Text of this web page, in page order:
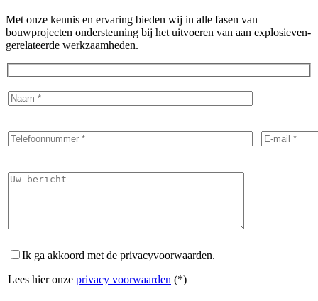
Met onze kennis en ervaring bieden wij in alle fasen van
bouwprojecten ondersteuning bij het uitvoeren van aan explosieven-
gerelateerde werkzaamheden.
Ik ga akkoord met de privacyvoorwaarden.
Lees hier onze privacy voorwaarden (*)